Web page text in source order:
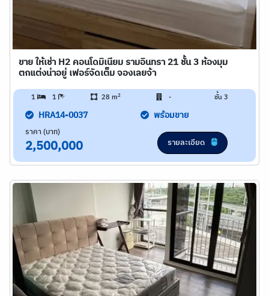
ขาย ให้เช่า H2 คอนโดมิเนียม รามอินทรา 21 ชั้น 3 ห้องมุม
ตกแต่งน่าอยู่ เฟอร์จัดเต็ม จองเลยจ้า
1 1 28 m2 - ชั้น 3
HRA14-0037 พร้อมขาย
ราคา (บาท)
2,500,000 รายละเอียด